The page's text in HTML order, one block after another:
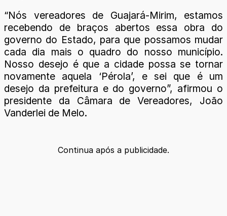
“Nós vereadores de Guajará-Mirim, estamos
recebendo de braços abertos essa obra do
governo do Estado, para que possamos mudar
cada dia mais o quadro do nosso município.
Nosso desejo é que a cidade possa se tornar
novamente aquela ‘Pérola’, e sei que é um
desejo da prefeitura e do governo”, afirmou o
presidente da Câmara de Vereadores, João
Vanderlei de Melo.
Continua após a publicidade.